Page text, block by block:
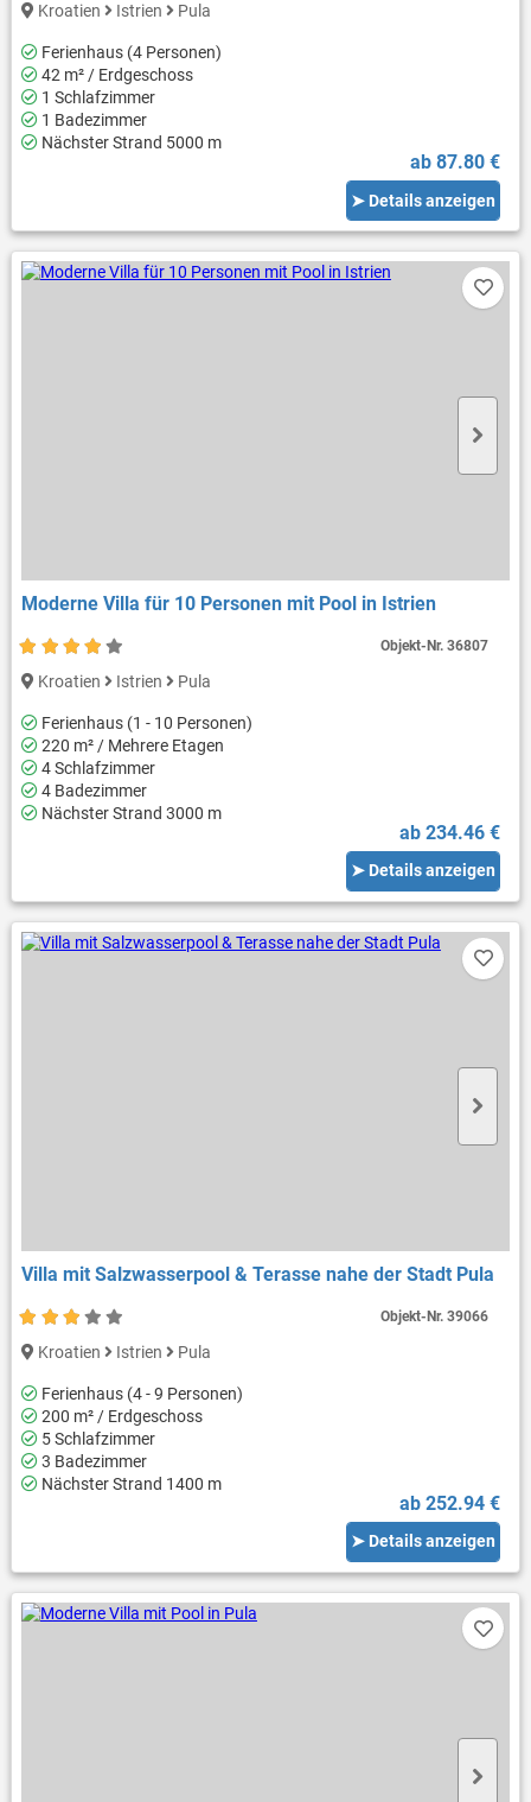
Kroatien Istrien Pula
Ferienhaus (4 Personen)
42 m² / Erdgeschoss
1 Schlafzimmer
1 Badezimmer
Nächster Strand 5000 m
ab 87.80 €
➤ Details anzeigen
Moderne Villa für 10 Personen mit Pool in Istrien
Kroatien Istrien Pula
Ferienhaus (1 - 10 Personen)
220 m² / Mehrere Etagen
4 Schlafzimmer
4 Badezimmer
Nächster Strand 3000 m
ab 234.46 €
➤ Details anzeigen
Objekt-Nr.36807
Villa mit Salzwasserpool & Terasse nahe der Stadt Pula
Kroatien Istrien Pula
Ferienhaus (4 - 9 Personen)
200 m² / Erdgeschoss
5 Schlafzimmer
3 Badezimmer
Nächster Strand 1400 m
ab 252.94 €
➤ Details anzeigen
Objekt-Nr.39066